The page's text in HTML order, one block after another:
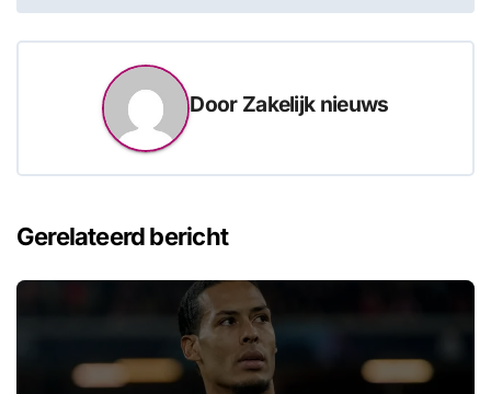
Door Zakelijk nieuws
Gerelateerd bericht